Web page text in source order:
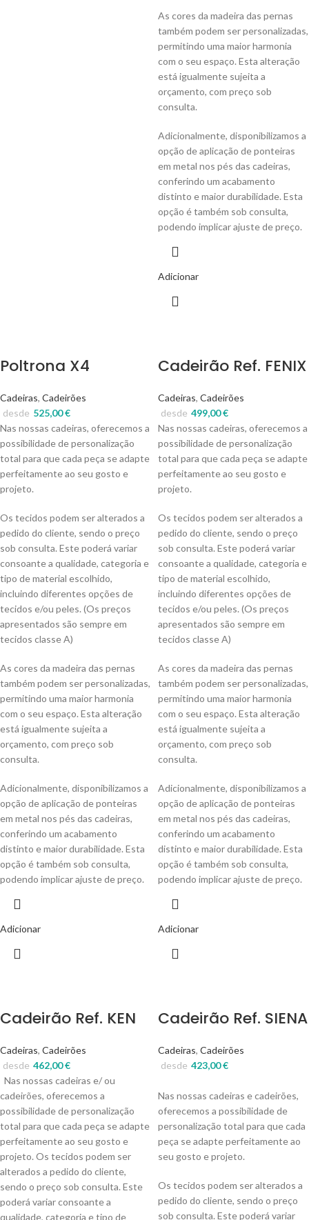
As cores da madeira das pernas
também podem ser personalizadas,
permitindo uma maior harmonia
com o seu espaço. Esta alteração
está igualmente sujeita a
orçamento, com preço sob
consulta.
Adicionalmente, disponibilizamos a
opção de aplicação de ponteiras
em metal nos pés das cadeiras,
conferindo um acabamento
distinto e maior durabilidade. Esta
opção é também sob consulta,
podendo implicar ajuste de preço.
Adicionar
Poltrona X4
Cadeiras, Cadeirões
525,00€
desde
Nas nossas cadeiras, oferecemos a
possibilidade de personalização
total para que cada peça se adapte
perfeitamente ao seu gosto e
projeto.
Os tecidos podem ser alterados a
pedido do cliente, sendo o preço
sob consulta. Este poderá variar
consoante a qualidade, categoria e
tipo de material escolhido,
incluindo diferentes opções de
tecidos e/ou peles. (Os preços
apresentados são sempre em
tecidos classe A)
As cores da madeira das pernas
também podem ser personalizadas,
permitindo uma maior harmonia
com o seu espaço. Esta alteração
está igualmente sujeita a
orçamento, com preço sob
consulta.
Adicionalmente, disponibilizamos a
opção de aplicação de ponteiras
em metal nos pés das cadeiras,
conferindo um acabamento
distinto e maior durabilidade. Esta
opção é também sob consulta,
podendo implicar ajuste de preço.
Adicionar
Cadeirão Ref. FENIX
Cadeiras, Cadeirões
499,00€
desde
Nas nossas cadeiras, oferecemos a
possibilidade de personalização
total para que cada peça se adapte
perfeitamente ao seu gosto e
projeto.
Os tecidos podem ser alterados a
pedido do cliente, sendo o preço
sob consulta. Este poderá variar
consoante a qualidade, categoria e
tipo de material escolhido,
incluindo diferentes opções de
tecidos e/ou peles. (Os preços
apresentados são sempre em
tecidos classe A)
As cores da madeira das pernas
também podem ser personalizadas,
permitindo uma maior harmonia
com o seu espaço. Esta alteração
está igualmente sujeita a
orçamento, com preço sob
consulta.
Adicionalmente, disponibilizamos a
opção de aplicação de ponteiras
em metal nos pés das cadeiras,
conferindo um acabamento
distinto e maior durabilidade. Esta
opção é também sob consulta,
podendo implicar ajuste de preço.
Adicionar
Cadeirão Ref. KEN
Cadeiras, Cadeirões
462,00€
desde
Nas nossas cadeiras e/ ou
cadeirões, oferecemos a
possibilidade de personalização
total para que cada peça se adapte
perfeitamente ao seu gosto e
projeto. Os tecidos podem ser
alterados a pedido do cliente,
sendo o preço sob consulta. Este
poderá variar consoante a
qualidade, categoria e tipo de
Cadeirão Ref. SIENA
Cadeiras, Cadeirões
423,00€
desde
Nas nossas cadeiras e cadeirões,
oferecemos a possibilidade de
personalização total para que cada
peça se adapte perfeitamente ao
seu gosto e projeto.
Os tecidos podem ser alterados a
pedido do cliente, sendo o preço
sob consulta. Este poderá variar